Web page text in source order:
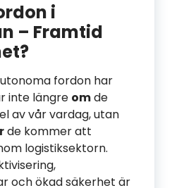
i
– Framtid
fordon har
inte längre omde
av vår vardag, utan
de kommer att
logistiksektorn.
och ökad säkerhet är